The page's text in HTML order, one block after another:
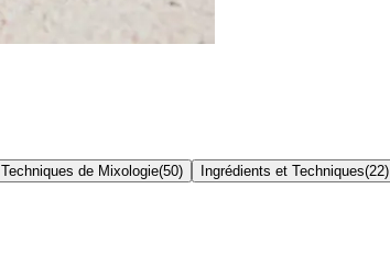
Techniques de Mixologie(50) Ingrédients et Techniques(22)